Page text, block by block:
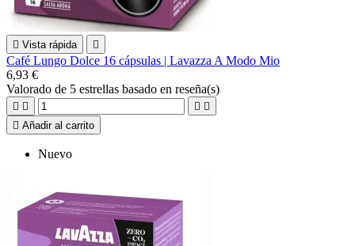
 Vista rápida 
Café Lungo Dolce 16 cápsulas | Lavazza A Modo Mio
6,93 €
Valorado de 5 estrellas basado en reseña(s)
   
 Añadir al carrito
Nuevo